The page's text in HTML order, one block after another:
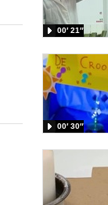
00′ 21″
00′ 30″